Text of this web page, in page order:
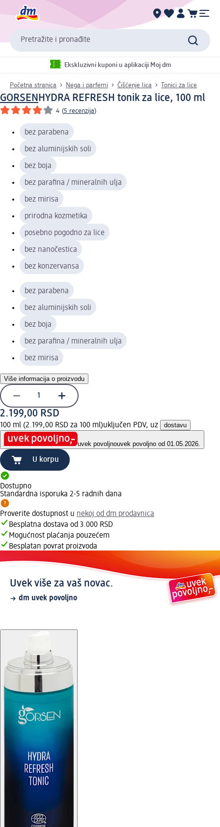
Pretražite i pronađite
Ekskluzivni kuponi u aplikaciji Moj dm
Početna stranica Nega i parfemi Čišćenje lica Tonici za lice
GORSEN HYDRA REFRESH tonik za lice, 100 ml
4 (5 recenzija)
bez parabena
bez aluminijskih soli
bez boja
bez parafina / mineralnih ulja
bez mirisa
prirodna kozmetika
posebno pogodno za lice
bez nanočestica
bez konzervansa
bez parabena
bez aluminijskih soli
bez boja
bez parafina / mineralnih ulja
bez mirisa
Više informacija o proizvodu
2.199,00 RSD
100 ml (2.199,00 RSD za 100 ml)uključen PDV, uz dostavu
uvek povoljnouvek povoljno od 01.05.2026.
U korpu
Dostupno
Standardna isporuka 2-5 radnih dana
Proverite dostupnost u nekoj od dm prodavnica
Besplatna dostava od 3.000 RSD
Mogućnost plaćanja pouzećem
Besplatan povrat proizvoda
Uvek više za vaš novac.
dm uvek povoljno